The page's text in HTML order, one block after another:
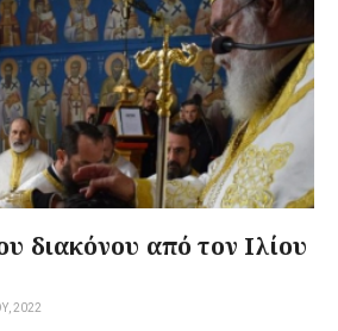
διακόνου από τον Ιλίου
2022